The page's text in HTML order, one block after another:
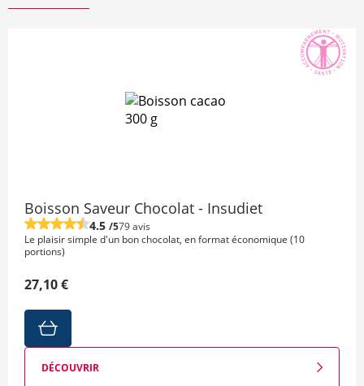
Boisson Saveur Chocolat - Insudiet
4.5 /579 avis
Le plaisir simple d'un bon chocolat, en format économique (10
portions)
27,10 €
DÉCOUVRIR